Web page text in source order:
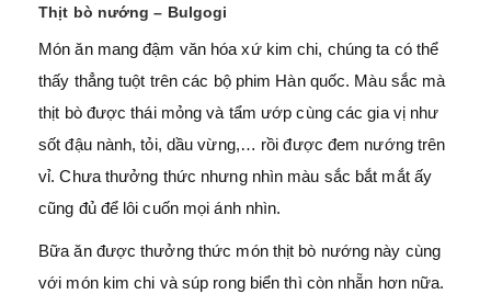
Thịt bò nướng – Bulgogi
Món ăn mang đậm văn hóa xứ kim chi, chúng ta có thể
thấy thẳng tuột trên các bộ phim Hàn quốc. Màu sắc mà
thịt bò được thái mỏng và tẩm ướp cùng các gia vị như
sốt đậu nành, tỏi, dầu vừng,… rồi được đem nướng trên
vỉ. Chưa thưởng thức nhưng nhìn màu sắc bắt mắt ấy
cũng đủ để lôi cuốn mọi ánh nhìn.
Bữa ăn được thưởng thức món thịt bò nướng này cùng
với món kim chi và súp rong biển thì còn nhẵn hơn nữa.